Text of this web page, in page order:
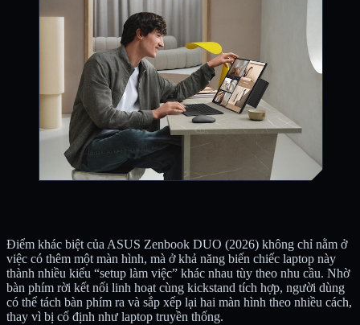
Điểm khác biệt của ASUS Zenbook DUO (2026) không chỉ nằm ở
việc có thêm một màn hình, mà ở khả năng biến chiếc laptop này
thành nhiều kiểu “setup làm việc” khác nhau tùy theo nhu cầu. Nhờ
bàn phím rời kết nối linh hoạt cùng kickstand tích hợp, người dùng
có thể tách bàn phím ra và sắp xếp lại hai màn hình theo nhiều cách,
thay vì bị cố định như laptop truyền thống.